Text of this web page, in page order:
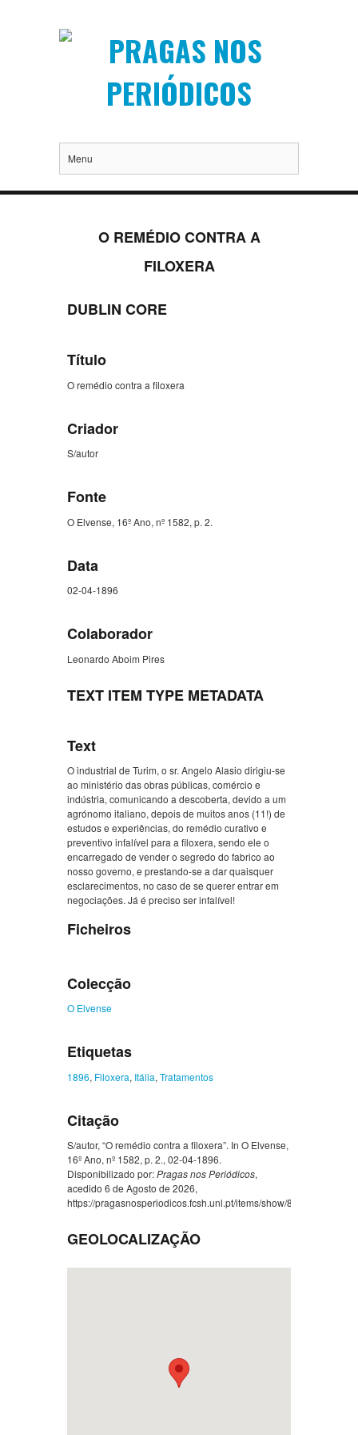
Menu
O REMÉDIO CONTRA A
FILOXERA
DUBLIN CORE
Título
O remédio contra a filoxera
Criador
S/autor
Fonte
O Elvense, 16º Ano, nº 1582, p. 2.
Data
02-04-1896
Colaborador
Leonardo Aboim Pires
TEXT ITEM TYPE METADATA
Text
O industrial de Turim, o sr. Angelo Alasio dirigiu-se
ao ministério das obras públicas, comércio e
indústria, comunicando a descoberta, devido a um
agrónomo italiano, depois de muitos anos (11!) de
estudos e experiências, do remédio curativo e
preventivo infalível para a filoxera, sendo ele o
encarregado de vender o segredo do fabrico ao
nosso governo, e prestando-se a dar quaisquer
esclarecimentos, no caso de se querer entrar em
negociações. Já é preciso ser infalível!
Ficheiros
Colecção
O Elvense
Etiquetas
1896, Filoxera, Itália, Tratamentos
Citação
S/autor, “O remédio contra a filoxera”. In O Elvense,
16º Ano, nº 1582, p. 2., 02-04-1896.
Disponibilizado por:Pragas nos Periódicos,
acedido 6 de Agosto de 2026,
https://pragasnosperiodicos.fcsh.unl.pt/items/show/838
GEOLOCALIZAÇÃO